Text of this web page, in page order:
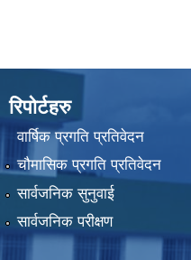
रिपोर्टहरु
वार्षिक प्रगति प्रतिवेदन
चौमासिक प्रगति प्रतिवेदन
सार्वजनिक सुनुवाई
सार्वजनिक परीक्षण